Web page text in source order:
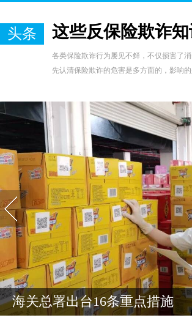
头条 这些反保险欺诈
各类保险欺诈行为屡见不鲜，不仅损害了
先认清保险欺诈的危害是多方面的，影响的
海关总署出台16条重点措施